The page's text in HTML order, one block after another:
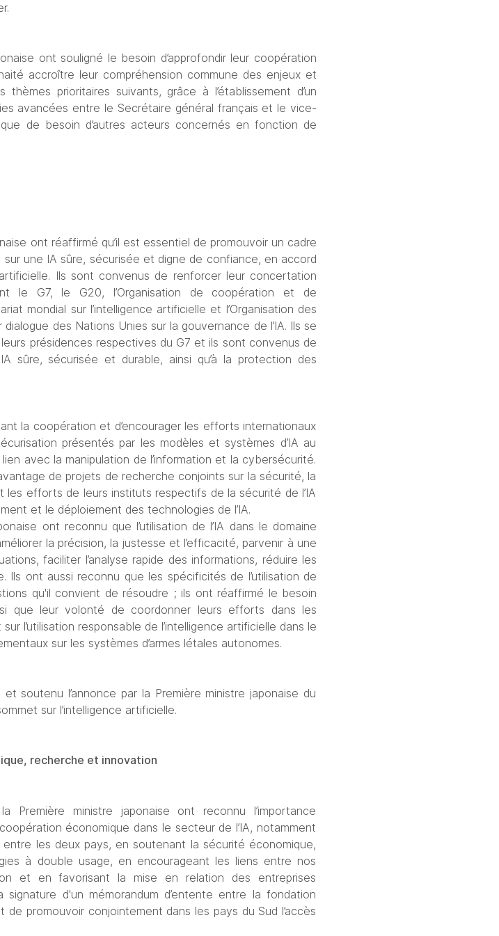
ont souligné le besoin d’approfondir leur coopération
accroître leur compréhension commune des enjeux et
thèmes prioritaires suivants, grâce à l’établissement d’un
avancées entre le Secrétaire général français et le vice-
de besoin d’autres acteurs concernés en fonction de
ont réaffirmé qu’il est essentiel de promouvoir un cadre
une IA sûre, sécurisée et digne de confiance, en accord
Ils sont convenus de renforcer leur concertation
le G7, le G20, l’Organisation de coopération et de
mondial sur l’intelligence artificielle et l’Organisation des
des Nations Unies sur la gouvernance de l’IA. Ils se
présidences respectives du G7 et ils sont convenus de
sûre, sécurisée et durable, ainsi qu’à la protection des
la coopération et d’encourager les efforts internationaux
présentés par les modèles et systèmes d’IA au
avec la manipulation de l’information et la cybersécurité.
de projets de recherche conjoints sur la sécurité, la
les efforts de leurs instituts respectifs de la sécurité de l’IA
et le déploiement des technologies de l’IA.
ont reconnu que l’utilisation de l’IA dans le domaine
la précision, la justesse et l’efficacité, parvenir à une
faciliter l’analyse rapide des informations, réduire les
ont aussi reconnu que les spécificités de l’utilisation de
qu'il convient de résoudre ; ils ont réaffirmé le besoin
que leur volonté de coordonner leurs efforts dans les
l’utilisation responsable de l’intelligence artificielle dans le
sur les systèmes d’armes létales autonomes.
soutenu l’annonce par la Première ministre japonaise du
sur l’intelligence artificielle.
recherche et innovation
ministre japonaise ont reconnu l’importance
économique dans le secteur de l’IA, notamment
les deux pays, en soutenant la sécurité économique,
à double usage, en encourageant les liens entre nos
et en favorisant la mise en relation des entreprises
d'un mémorandum d’entente entre la fondation
promouvoir conjointement dans les pays du Sud l’accès